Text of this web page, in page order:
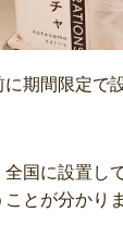
に期間限定で
全国に設置し
とが分かりま